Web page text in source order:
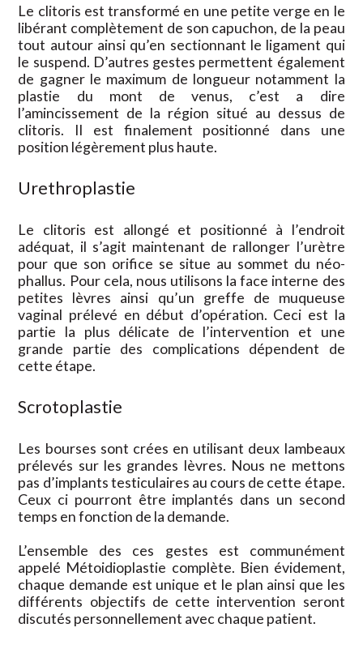
Le clitoris est transformé en une petite verge en le
libérant complètement de son capuchon, de la peau
tout autour ainsi qu’en sectionnant le ligament qui
le suspend. D’autres gestes permettent également
de gagner le maximum de longueur notamment la
plastie du mont de venus, c’est a dire
l’amincissement de la région situé au dessus de
clitoris. Il est finalement positionné dans une
position légèrement plus haute.
Urethroplastie
Le clitoris est allongé et positionné à l’endroit
adéquat, il s’agit maintenant de rallonger l’urètre
pour que son orifice se situe au sommet du néo-
phallus. Pour cela, nous utilisons la face interne des
petites lèvres ainsi qu’un greffe de muqueuse
vaginal prélevé en début d’opération. Ceci est la
partie la plus délicate de l’intervention et une
grande partie des complications dépendent de
cette étape.
Scrotoplastie
Les bourses sont crées en utilisant deux lambeaux
prélevés sur les grandes lèvres. Nous ne mettons
pas d’implants testiculaires au cours de cette étape.
Ceux ci pourront être implantés dans un second
temps en fonction de la demande.
L’ensemble des ces gestes est communément
appelé Métoidioplastie complète. Bien évidement,
chaque demande est unique et le plan ainsi que les
différents objectifs de cette intervention seront
discutés personnellement avec chaque patient.